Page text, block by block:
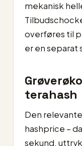
mekanisk
overføres til
er en separat
terahash
Den
hashprice –
sekund,